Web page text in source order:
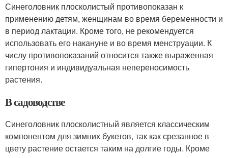
Синеголовник плосколистый противопоказан к
применению детям, женщинам во время беременности и
в период лактации. Кроме того, не рекомендуется
использовать его накануне и во время менструации. К
числу противопоказаний относится также выраженная
гипертония и индивидуальная непереносимость
растения.
В садоводстве
Синеголовник плосколистный является классическим
компонентом для зимних букетов, так как срезанное в
цвету растение остается таким на долгие годы. Кроме